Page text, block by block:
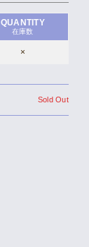
QUANTITY
在庫数
×
Sold Out